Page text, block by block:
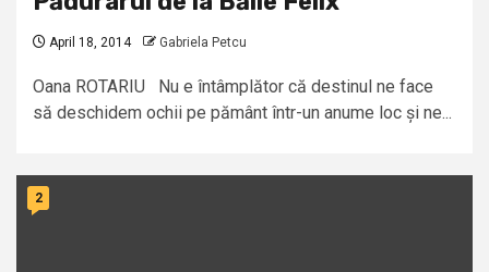
April 18, 2014 Gabriela Petcu
Oana ROTARIU Nu e întâmplător că destinul ne face
să deschidem ochii pe pământ într-un anume loc și ne...
2